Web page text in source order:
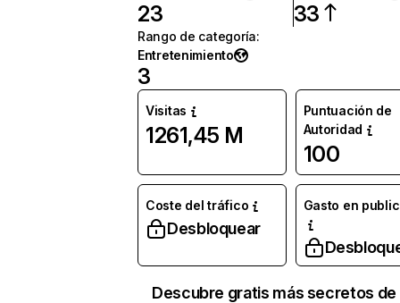
23 33
Rango de categoría:
Entretenimiento
3
Visitas
1261,45 M
Puntuación de
Autoridad
100
Coste del tráfico
Desbloquear
Gasto en
Descubre gratis más secretos de